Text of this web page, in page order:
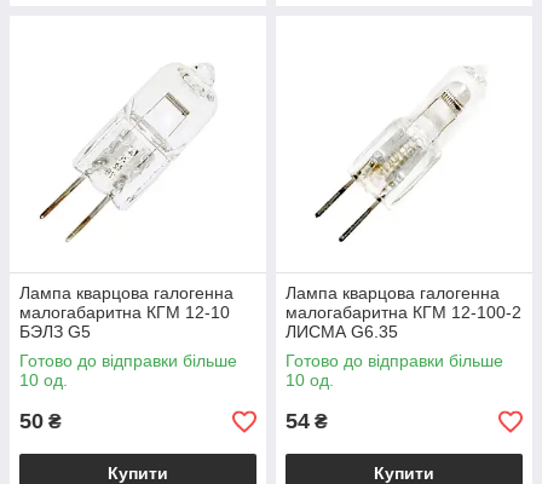
Лампа кварцова галогенна
малогабаритна КГМ 12-10
БЭЛЗ G5
Готово до відправки більше
10 од.
50 ₴
Купити
Лампа кварцова галогенна
малогабаритна КГМ 12-100-2
ЛИСМА G6.35
Готово до відправки більше
10 од.
54 ₴
Купити